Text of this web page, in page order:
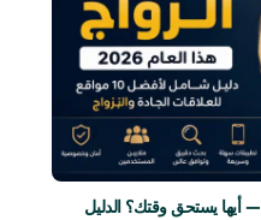
أفضل مواقع الزواج هذا العام 2026 — أيها يستحق وقتك؟ الدليل